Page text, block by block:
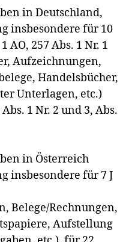
in Deutschland,
insbesondere für 10
AO, 257 Abs. 1 Nr. 1
Aufzeichnungen,
Handelsbücher,
Unterlagen, etc.)
1 Nr. 2 und 3, Abs.
in Österreich
insbesondere für 7 J
Belege/Rechnungen,
Aufstellung